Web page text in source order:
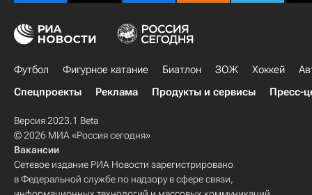
Футбол Фигурное катание Биатлон ЗОЖ Хоккей
Спецпроекты
Реклама Продукты и сервисы Пресс-
Версия 2023.1 Beta
© 2026 МИА «Россия сегодня»
Вакансии
Сетевое издание РИА Новости зарегистрировано
в Федеральной службе по надзору в сфере связи,